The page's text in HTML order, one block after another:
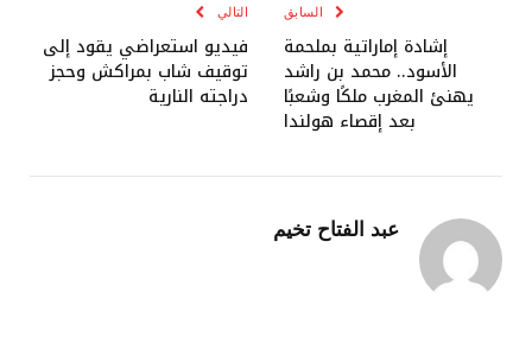
السابق
إشادة إماراتية بملحمة
الأسود.. محمد بن راشد
يهنئ المغرب ملكًا وشعبًا
بعد إقصاء هولندا
التالي
فيديو استعراضي يقود إلى
توقيف شاب بمراكش وحجز
دراجته النارية
عبد الفتاح تخيم